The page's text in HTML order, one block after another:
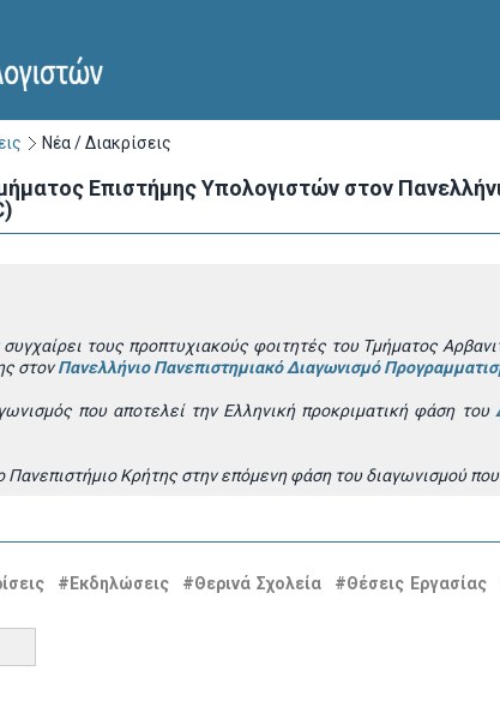
Νέα / Διακρίσεις
Επιστήμης Υπολογιστών στον
τους προπτυχιακούς φοιτητές του Τμήματος
στονΠανελλήνιο Πανεπιστημιακό Διαγωνισμό
που αποτελεί την Ελληνική προκριματική φάση του
Κρήτης στην επόμενη φάση του διαγωνισμού
#Εκδηλώσεις #Θερινά Σχολεία #Θέσεις Εργασίας